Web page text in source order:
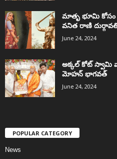
మాతృ భూమి కోసం
వనిత రాణి
June 24, 2024
అక్కల్‌ కోట్‌ స్వామి
మోహన్ భాగవత్
June 24, 2024
POPULAR CATEGORY
News